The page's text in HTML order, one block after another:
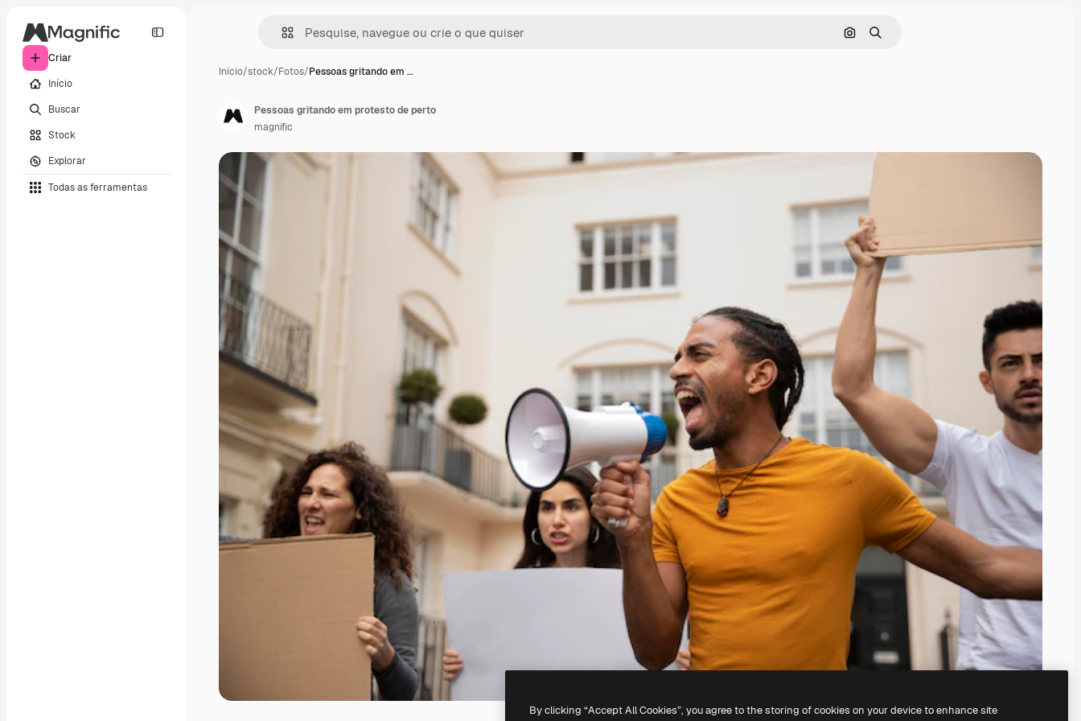
Criar
Início
Buscar
Stock
Explorar
Todas as ferramentas
Pesquisar por imagem
Buscar
Início/stock/Fotos/Pessoas gritando em …
Pessoas gritando em protesto de perto
magnific
By clicking “Accept All Cookies”, you agree to the storing of cookies on your device to enhance site